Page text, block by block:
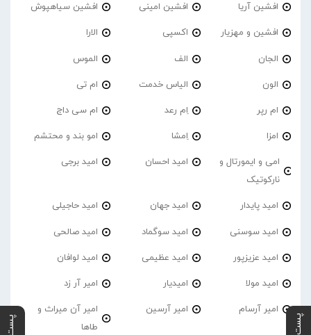
افشین آریا افشین امینی افشین سیاهپوش
افشین و مهزیار اکسپی الارا
الجان الف الموس
الون الیاس خدمت ام تی
ام رپر اِم رعد ام سی داج
امزا اِمشا امو بند و محتشم
امی و ایمورتال و
نارکوتیک
امید احسان امید برجی
امید پایدار امید جهان امید حاجیلی
امید سوسنی امید سوگماد امید صالحی
امید عزیزپور امید عظیمی امید لوافان
امید مولا امیدیار امیر آر زد
امیر آرسام امیر آرسین
امیر آن میراث و
طاها